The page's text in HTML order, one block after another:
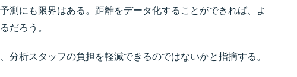
測にも限界はある。距離をデータ化することができれば、よ
だろう。
分析スタッフの負担を軽減できるのではないかと指摘する。